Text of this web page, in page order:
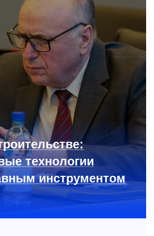
технологии
инструментом